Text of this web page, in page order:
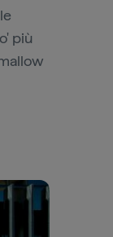
più